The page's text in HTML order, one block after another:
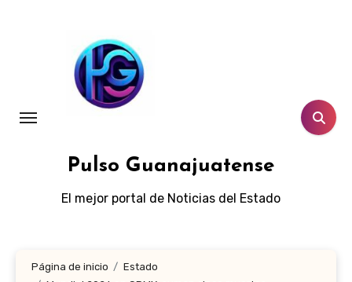
Pulso Guanajuatense
El mejor portal de Noticias del Estado
Página de inicio
Estado